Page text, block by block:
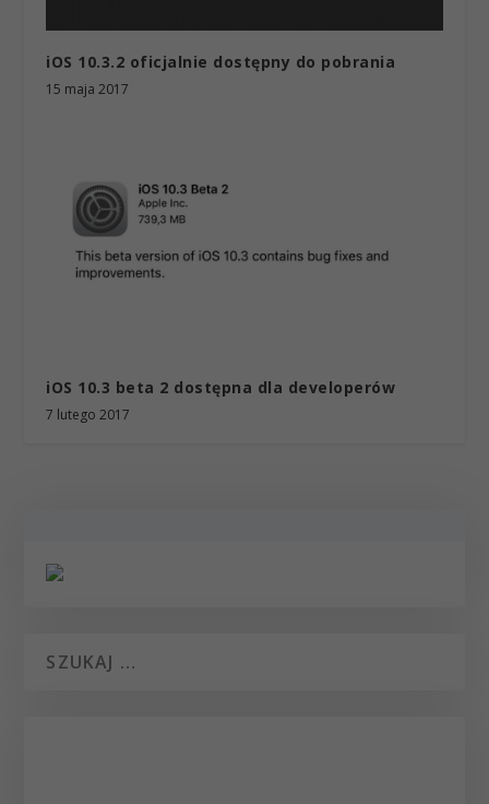
iOS 10.3.2 oficjalnie dostępny do pobrania
15 maja 2017
iOS 10.3 beta 2 dostępna dla developerów
7 lutego 2017